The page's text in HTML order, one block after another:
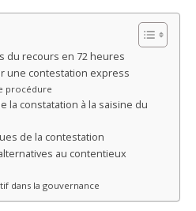
du recours en 72 heures
une contestation express
procédure
la constatation à la saisine du
de la contestation
au contentieux
dans la gouvernance